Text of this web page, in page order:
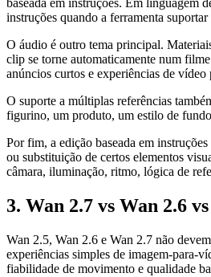
baseada em instruções. Em linguagem
instruções quando a ferramenta suportar
O áudio é outro tema principal.
clip se torne automaticamente num
anúncios curtos e experiências de vídeo
O suporte a múltiplas referências
figurino, um produto, um estilo de
Por fim, a edição baseada em
ou substituição de certos elementos
câmara, iluminação, ritmo, lógica de
3. Wan 2.7 vs Wan 2.6
Wan 2.5, Wan 2.6 e Wan 2.7 não
experiências simples de imagem-para-
fiabilidade de movimento e qualidade